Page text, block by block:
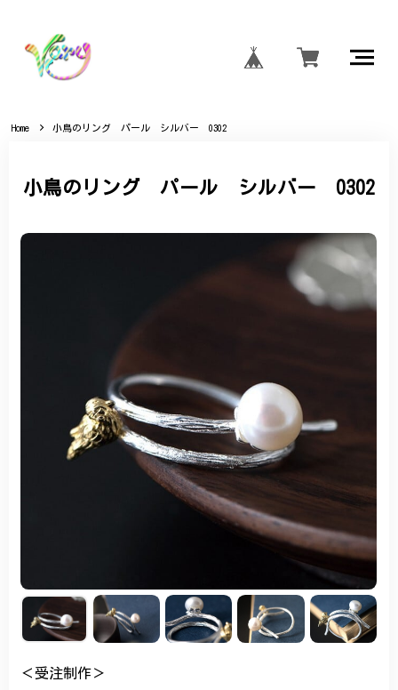
Home 小鳥のリング パール シルバー 0302
小鳥のリング パール シルバー 0302
＜受注制作＞